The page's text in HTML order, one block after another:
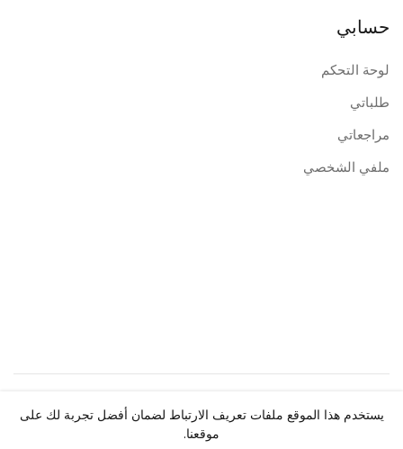
حسابي
لوحة التحكم
طلباتي
مراجعاتي
ملفي الشخصي
جميع الحقوق محفوظة.
يستخدم هذا الموقع ملفات تعريف الارتباط لضمان أفضل تجربة لك على
موقعنا.